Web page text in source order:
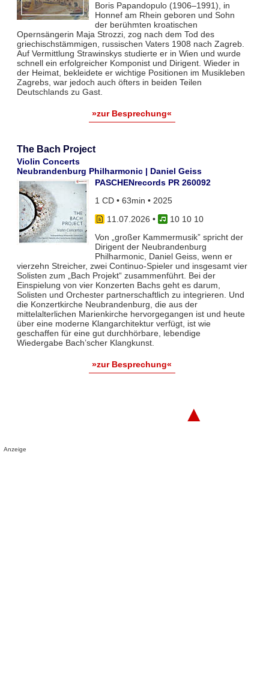
Boris Papandopulo (1906–1991), in
Honnef am Rhein geboren und Sohn
der berühmten kroatischen
Opernsängerin Maja Strozzi, zog nach dem Tod des
griechischstämmigen, russischen Vaters 1908 nach Zagreb.
Auf Vermittlung Strawinskys studierte er in Wien und wurde
schnell ein erfolgreicher Komponist und Dirigent. Wieder in
der Heimat, bekleidete er wichtige Positionen im Musikleben
Zagrebs, war jedoch auch öfters in beiden Teilen
Deutschlands zu Gast.
»zur Besprechung«
The Bach Project
Violin Concerts
Neubrandenburg Philharmonic | Daniel Geiss
PASCHENrecords PR 260092
1 CD • 63min • 2025
11.07.2026 •
10 10 10
Von „großer Kammermusik” spricht der
Dirigent der Neubrandenburg
Philharmonic, Daniel Geiss, wenn er
vierzehn Streicher, zwei Continuo-Spieler und insgesamt vier
Solisten zum „Bach Projekt“ zusammenführt. Bei der
Einspielung von vier Konzerten Bachs geht es darum,
Solisten und Orchester partnerschaftlich zu integrieren. Und
die Konzertkirche Neubrandenburg, die aus der
mittelalterlichen Marienkirche hervorgegangen ist und heute
über eine moderne Klangarchitektur verfügt, ist wie
geschaffen für eine gut durchhörbare, lebendige
Wiedergabe Bach’scher Klangkunst.
»zur Besprechung«
▲
Anzeige